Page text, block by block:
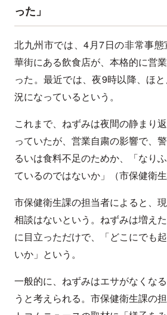
った」
北九州市では、4月7日の非常事
華街にある飲食店が、本格的に営
った。最近では、夜9時以降、ほ
況になっているという。
これまで、ねずみは夜間の静まり
っていたが、営業自粛の影響で、
るいは食料不足のためか、「なり
ているのではないか」（市保健衛生
市保健衛生課の担当者によると、
相談はないという。ねずみは増え
に目立っただけで、「どこにでも
いか」という。
一般的に、ねずみはエサがなくな
うと考えられる。市保健衛生課の